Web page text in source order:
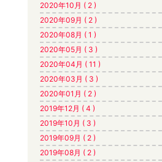
2020年10月 ( 2 )
2020年09月 ( 2 )
2020年08月 ( 1 )
2020年05月 ( 3 )
2020年04月 ( 11 )
2020年03月 ( 3 )
2020年01月 ( 2 )
2019年12月 ( 4 )
2019年10月 ( 3 )
2019年09月 ( 2 )
2019年08月 ( 2 )